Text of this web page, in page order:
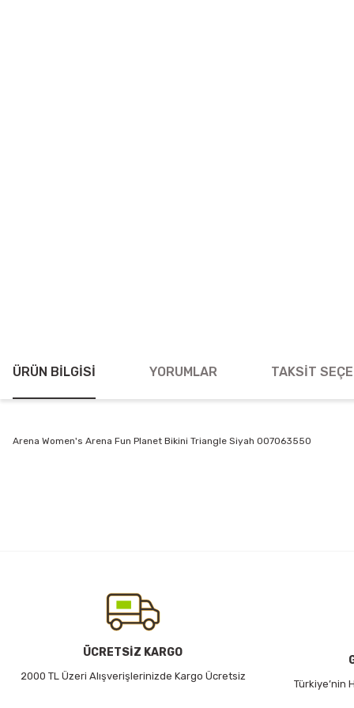
ÜRÜN BILGISI YORUMLAR TAKSIT
Arena Women's Arena Fun Planet Bikini Triangle Siyah 007063550
Ürün bilgilerinde hatalar bulunuyor.
Ürün fiyatı diğer sitelerden daha pahalı.
Bu ürüne benzer farklı alternatifler olmalı.
ÜCRETSİZ KARGO
2000 TL Üzeri Alışverişlerinizde Kargo Ücretsiz
Türkiye’nin